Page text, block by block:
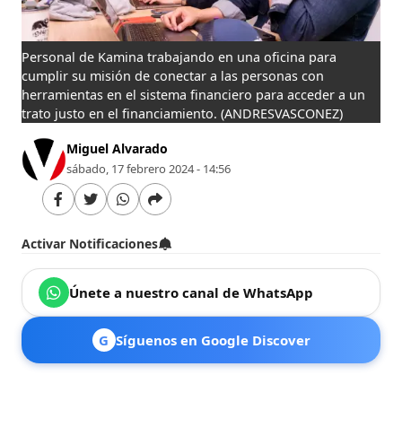
Personal de Kamina trabajando en una oficina para
cumplir su misión de conectar a las personas con
herramientas en el sistema financiero para acceder a un
trato justo en el financiamiento. (ANDRESVASCONEZ)
Miguel Alvarado
sábado, 17 febrero 2024 - 14:56
Activar Notificaciones
Únete a nuestro canal de WhatsApp
G Síguenos en Google Discover